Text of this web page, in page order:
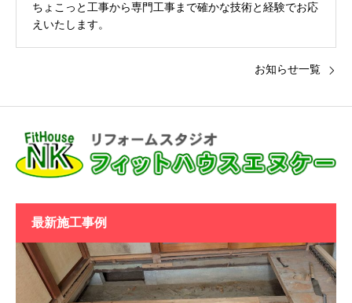
ちょこっと工事から専門工事まで確かな技術と経験でお応
えいたします。
お知らせ一覧
最新施工事例